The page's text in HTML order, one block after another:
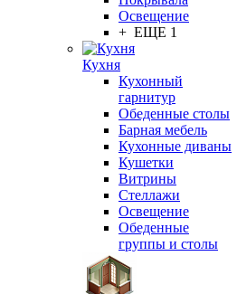
Освещение
+ ЕЩЕ 1
Кухня
Кухонный
гарнитур
Обеденные столы
Барная мебель
Кухонные диваны
Кушетки
Витрины
Стеллажи
Освещение
Обеденные
группы и столы